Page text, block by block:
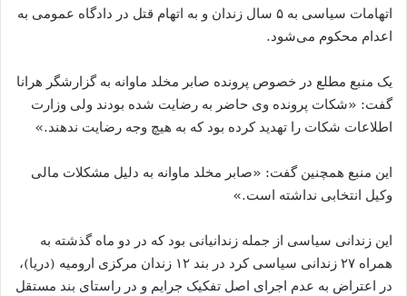
اتهامات سیاسی به ۵ سال زندان و به اتهام قتل در دادگاه عمومی به
اعدام محکوم می‌شود.
یک منبع مطلع در خصوص پرونده صابر مخلد ماوانه به گزارشگر هرانا
گفت: «شکات پرونده وی حاضر به رضایت شده بودند ولی وزارت
اطلاعات شکات را تهدید کرده بود که به هیچ وجه رضایت ندهند.»
این منبع همچنین گفت: «صابر مخلد ماوانه به دلیل مشکلات مالی
وکیل انتخابی نداشته است.»
این زندانی سیاسی از جمله زندانیانی بود که در دو ماه گذشته به
همراه ۲۷ زندانی سیاسی کرد در بند ۱۲ زندان مرکزی ارومیه (دریا)،
در اعتراض به عدم اجرای اصل تفکیک جرایم و در راستای بند مستقل